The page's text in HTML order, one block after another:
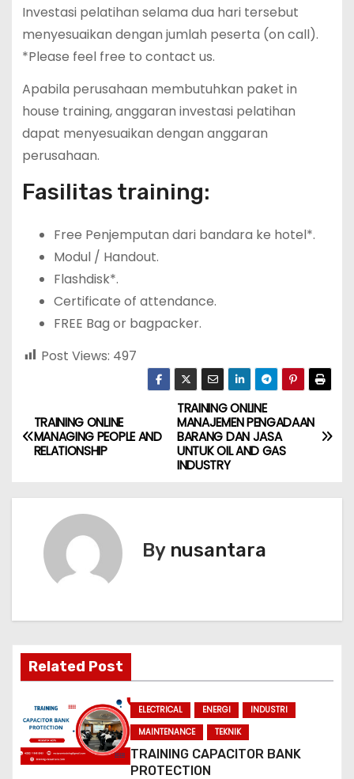
Investasi pelatihan selama dua hari tersebut
menyesuaikan dengan jumlah peserta (on call).
*Please feel free to contact us.
Apabila perusahaan membutuhkan paket in
house training, anggaran investasi pelatihan
dapat menyesuaikan dengan anggaran
perusahaan.
Fasilitas training:
Free Penjemputan dari bandara ke hotel*.
Modul / Handout.
Flashdisk*.
Certificate of attendance.
FREE Bag or bagpacker.
Post Views: 497
P
o
v
i
g
a
t
TRAINING ONLINE
MANAJEMEN PENGADAAN
BARANG DAN JASA
UNTUK OIL AND GAS
INDUSTRY
TRAINING ONLINE
MANAGING PEOPLE AND
RELATIONSHIP
By nusantara
Related Post
ELECTRICAL ENERGI
INDUSTRI
MAINTENANCE
TEKNIK
TRAINING CAPACITOR BANK
PROTECTION